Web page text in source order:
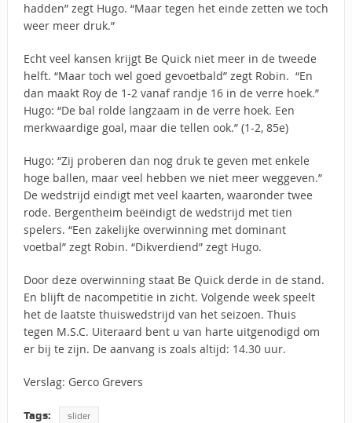
hadden” zegt Hugo. “Maar tegen het einde zetten we toch
weer meer druk.”
Echt veel kansen krijgt Be Quick niet meer in de tweede
helft. “Maar toch wel goed gevoetbald” zegt Robin. “En
dan maakt Roy de 1-2 vanaf randje 16 in de verre hoek.”
Hugo: “De bal rolde langzaam in de verre hoek. Een
merkwaardige goal, maar die tellen ook.” (1-2, 85e)
Hugo: “Zij proberen dan nog druk te geven met enkele
hoge ballen, maar veel hebben we niet meer weggeven.”
De wedstrijd eindigt met veel kaarten, waaronder twee
rode. Bergentheim beëindigt de wedstrijd met tien
spelers. “Een zakelijke overwinning met dominant
voetbal” zegt Robin. “Dikverdiend” zegt Hugo.
Door deze overwinning staat Be Quick derde in de stand.
En blijft de nacompetitie in zicht. Volgende week speelt
het de laatste thuiswedstrijd van het seizoen. Thuis
tegen M.S.C. Uiteraard bent u van harte uitgenodigd om
er bij te zijn. De aanvang is zoals altijd: 14.30 uur.
Verslag: Gerco Grevers
Tags: slider